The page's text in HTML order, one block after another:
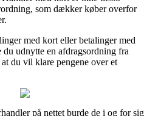
som dækker køber overfor
med kort eller betalinger med
udnytte en afdragsordning fra
du vil klare pengene over et
på nettet burde de i og for sig